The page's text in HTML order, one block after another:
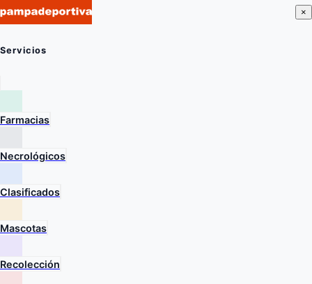
×
Servicios
Farmacias
Necrológicos
Clasificados
Mascotas
Recolección